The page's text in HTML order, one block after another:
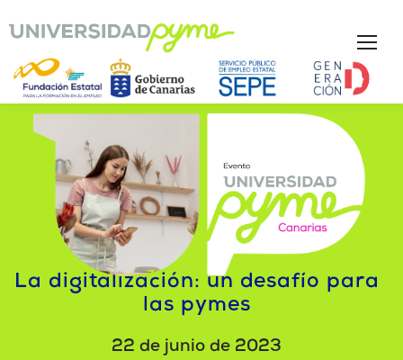
La digitalización: un desafío para
las pymes
22 de junio de 2023